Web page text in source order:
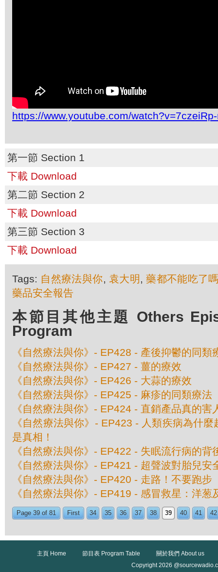
https://www.youtube.com/
第一節 Section 1
下載 Download
第二節 Section 2
下載 Download
第三節 Section 3
下載 Download
Tags: 自然療法與你, 袁大明 ,藥都不能吃了
藥品安全報告
本節目其他主題 Others
Program
《自然療法與你》- EP428 - 產後抑鬱的同類
《自然療法與你》- EP427 - 薑的療效
《自然療法與你》- EP426 - 大蒜的療效
《自然療法與你》- EP425 - 麻疹的同類療法
《自然療法與你》- EP424 - 直銷產品真的害
《自然療法與你》- EP423 - 人類疾病為什
是真相！
《自然療法與你》- EP422 - 失眠流行病的背
《自然療法與你》- EP421 - 超聲波對胎兒安
《自然療法與你》- EP420 - 走路！不要跑步
《自然療法與你》- EP419 - 感冒救星：洋葱
Page 39 of 81 First 34 35 36 37 38 39 40 41 42
主頁 Home 節目表 Program Table
關於我們 About us
Copyright 2026